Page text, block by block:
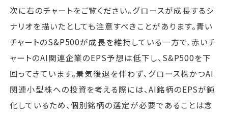
次に右のチャートをご覧ください。グロースが成長するシ
ナリオを描いたとしても注意すべきことがあります。青い
チャートのS&P500が成長を維持している一方で、赤いチ
ャートのAI関連企業のEPS予想は低下し、S&P500を下
回ってきています。景気後退を伴わず、グロース株かつAI
関連小型株への投資を考える際には、AI銘柄のEPSが鈍
化しているため、個別銘柄の選定が必要であることは念